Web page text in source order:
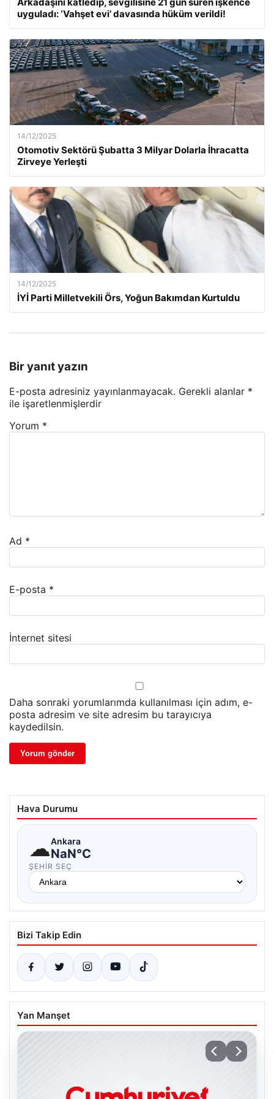
uyguladı: ‘Vahşet evi’ davasında hüküm verildi!
14/12/2025
Otomotiv Sektörü Şubatta 3 Milyar Dolarla İhracatta
Zirveye Yerleşti
14/12/2025
İYİ Parti Milletvekili Örs, Yoğun Bakımdan Kurtuldu
Bir yanıt yazın
E-posta adresiniz yayınlanmayacak. Gerekli alanlar *
ile işaretlenmişlerdir
Yorum *
Ad *
E-posta *
İnternet sitesi
Daha sonraki yorumlarımda kullanılması için adım, e-
posta adresim ve site adresim bu tarayıcıya
kaydedilsin.
Hava Durumu
☁Ankara
NaN°C
ŞEHIR SEÇ
Bizi Takip Edin
Yan Manşet